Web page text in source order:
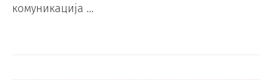
комуникација …